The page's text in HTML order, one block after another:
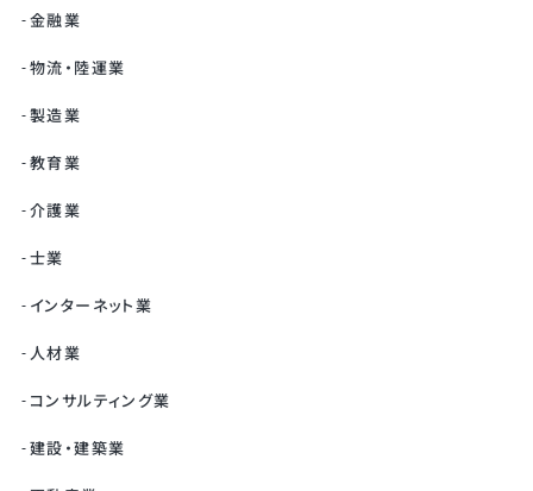
金融業
物流・陸運業
製造業
教育業
介護業
士業
インターネット業
人材業
コンサルティング業
建設・建築業